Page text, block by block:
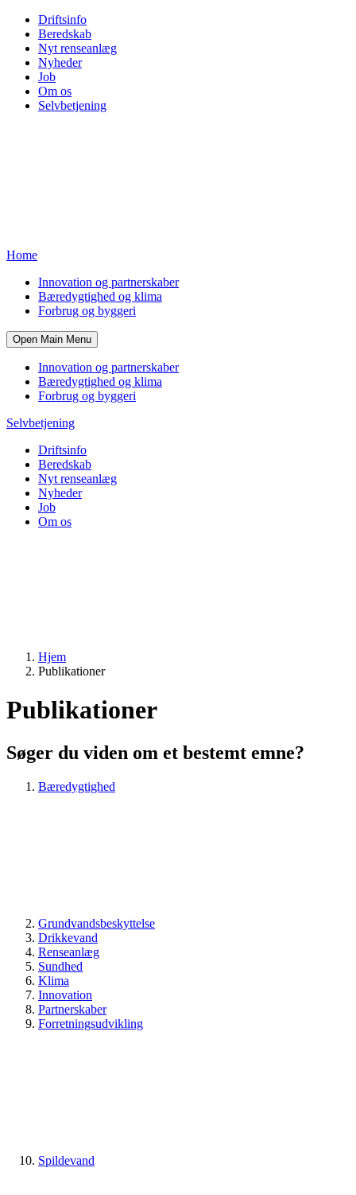
Driftsinfo
Beredskab
Nyt renseanlæg
Nyheder
Job
Om os
Selvbetjening
Home
Innovation og partnerskaber
Bæredygtighed og klima
Forbrug og byggeri
Open Main Menu
Innovation og partnerskaber
Bæredygtighed og klima
Forbrug og byggeri
Selvbetjening
Driftsinfo
Beredskab
Nyt renseanlæg
Nyheder
Job
Om os
Hjem
Publikationer
Publikationer
Søger du viden om et bestemt emne?
Bæredygtighed
Grundvandsbeskyttelse
Drikkevand
Renseanlæg
Sundhed
Klima
Innovation
Partnerskaber
Forretningsudvikling
Spildevand